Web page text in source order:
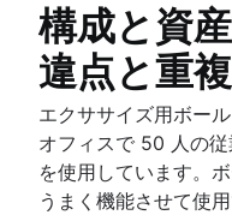
構成と資
違点と重
エクササイズ用ボー
オフィスで 50 人の
を使用しています。
うまく機能させて使